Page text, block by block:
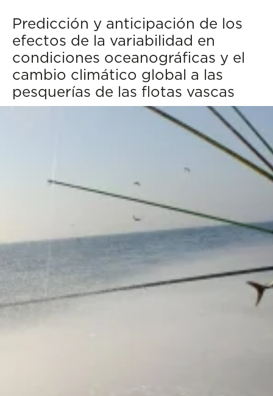
Predicción y anticipación de los
efectos de la variabilidad en
condiciones oceanográficas y el
cambio climático global a las
pesquerías de las flotas vascas